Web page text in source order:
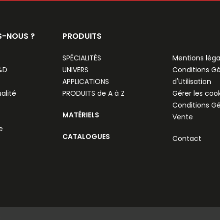
NOUS ? PRODUITS
SPÉCIALITÉS
UNIVERS
APPLICATIONS
PRODUITS de A à Z
MATÉRIELS
CATALOGUES
Mentions
Conditions
d'Utilisation
Gérer les
Conditions
Vente
Contact